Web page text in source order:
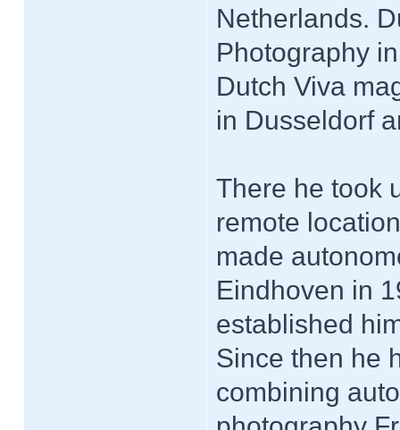
Netherlands.
Photography
Dutch Viva
in Dusseldorf
There he took
remote
made
Eindhoven in
established
Since then he
combining